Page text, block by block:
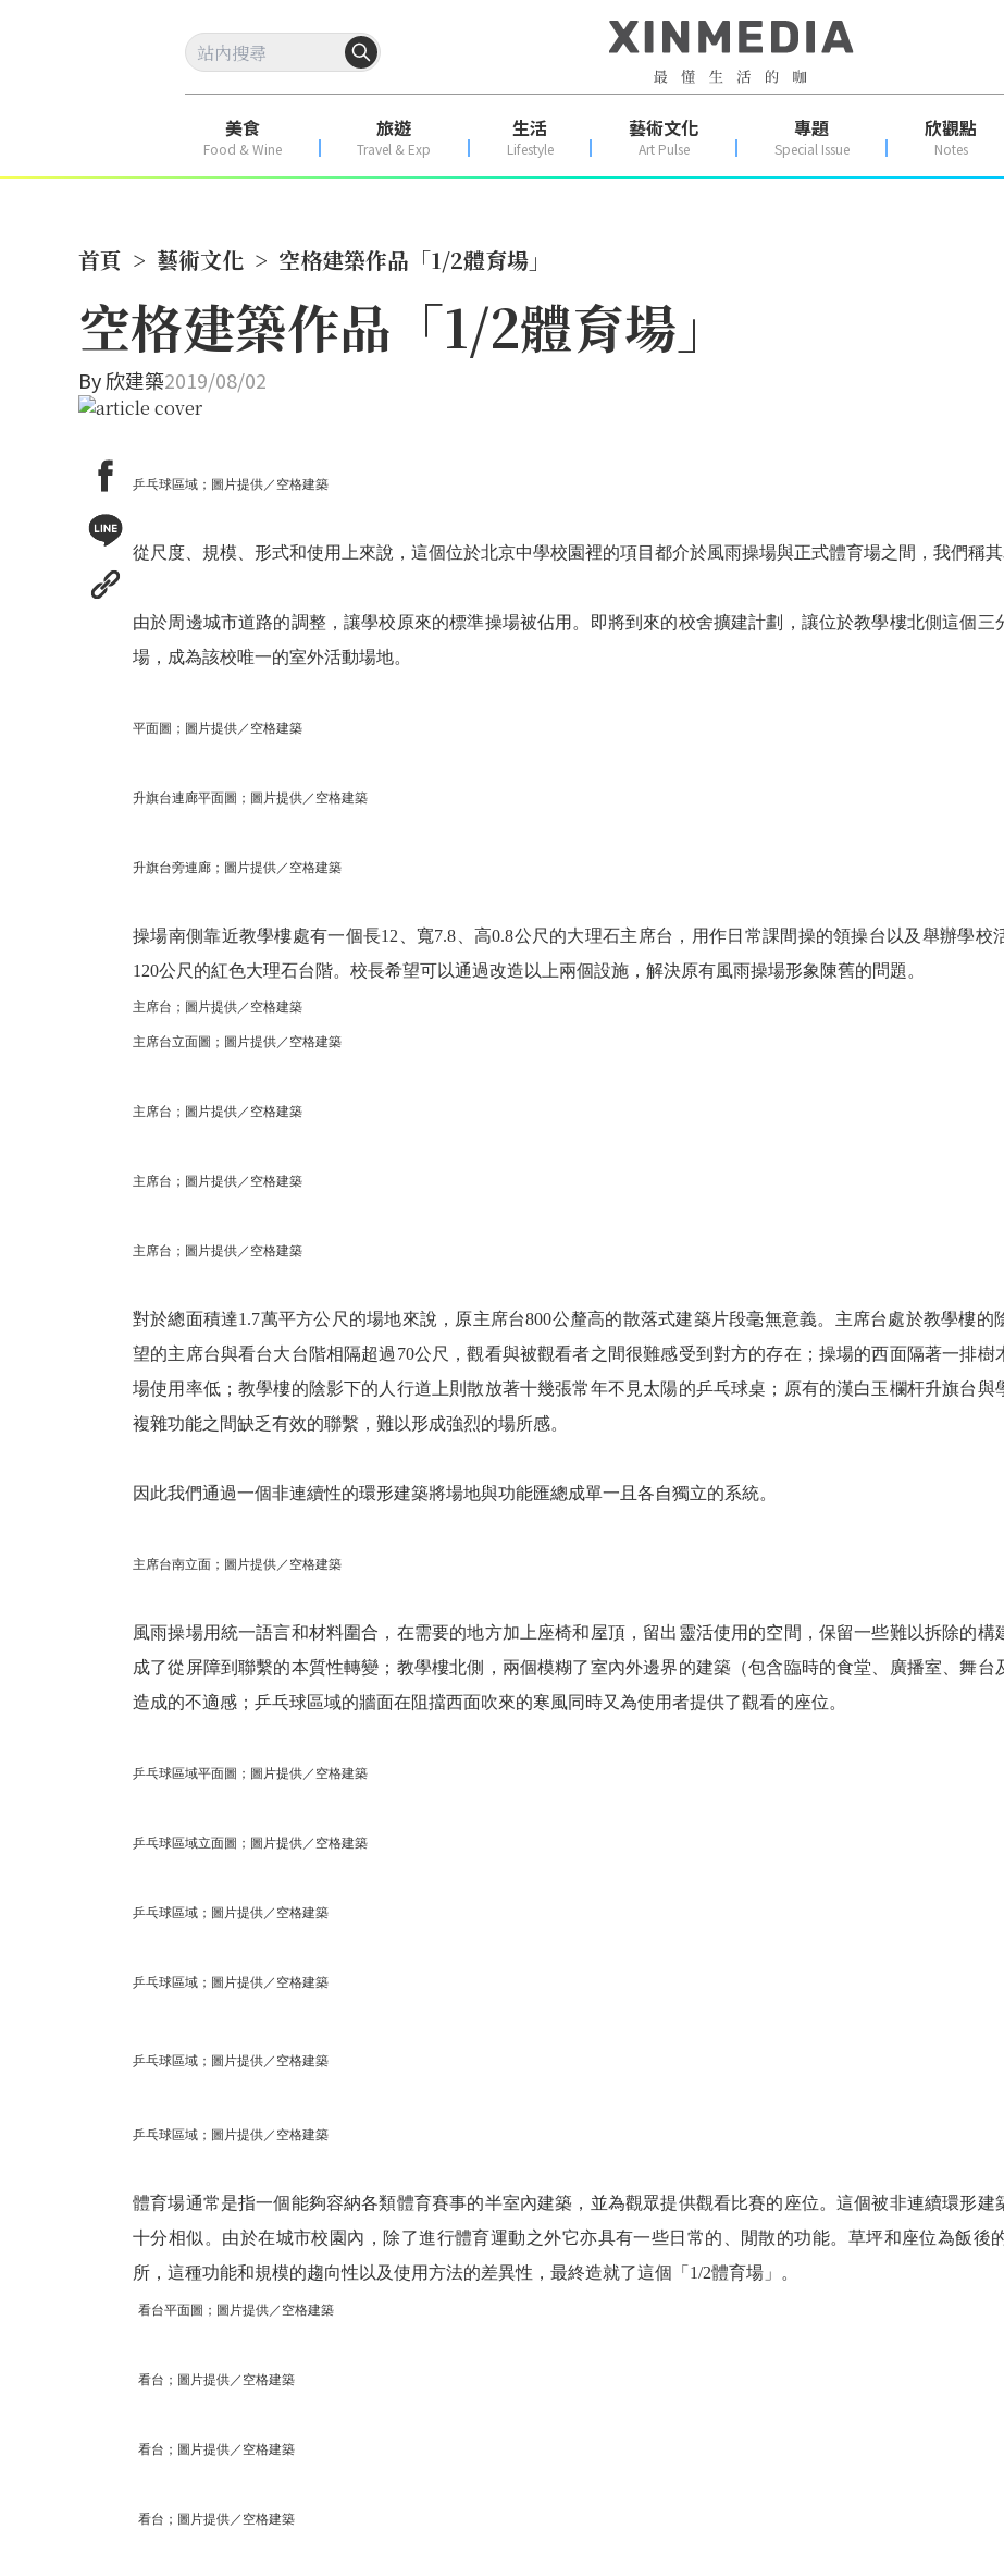
美食
Food & Wine
旅遊
Travel & Exp
生活
Lifestyle
藝術文化
Art Pulse
專題
Special Issue
欣觀點
Notes
首頁 > 藝術文化 > 空格建築作品「1/2體育場」
空格建築作品「1/2體育場」
By欣建築2019/08/02
乒乓球區域；圖片提供／空格建築
從尺度、規模、形式和使用上來說，這個位於北京中學校園裡的項目都介於風雨操場與正式體育場之間，我們稱其
由於周邊城市道路的調整，讓學校原來的標準操場被佔用。即將到來的校舍擴建計劃，讓位於教學樓北側這個三
場，成為該校唯一的室外活動場地。
平面圖；圖片提供／空格建築
升旗台連廊平面圖；圖片提供／空格建築
升旗台旁連廊；圖片提供／空格建築
操場南側靠近教學樓處有一個長12、寬7.8、高0.8公尺的大理石主席台，用作日常課間操的領操台以及舉辦學校
120公尺的紅色大理石台階。校長希望可以通過改造以上兩個設施，解決原有風雨操場形象陳舊的問題。
主席台；圖片提供／空格建築
主席台立面圖；圖片提供／空格建築
主席台；圖片提供／空格建築
主席台；圖片提供／空格建築
主席台；圖片提供／空格建築
對於總面積達1.7萬平方公尺的場地來說，原主席台800公釐高的散落式建築片段毫無意義。主席台處於教學樓的
望的主席台與看台大台階相隔超過70公尺，觀看與被觀看者之間很難感受到對方的存在；操場的西面隔著一排
場使用率低；教學樓的陰影下的人行道上則散放著十幾張常年不見太陽的乒乓球桌；原有的漢白玉欄杆升旗台與
複雜功能之間缺乏有效的聯繫，難以形成強烈的場所感。
因此我們通過一個非連續性的環形建築將場地與功能匯總成單一且各自獨立的系統。
主席台南立面；圖片提供／空格建築
風雨操場用統一語言和材料圍合，在需要的地方加上座椅和屋頂，留出靈活使用的空間，保留一些難以拆除的
成了從屏障到聯繫的本質性轉變；教學樓北側，兩個模糊了室內外邊界的建築（包含臨時的食堂、廣播室、舞
造成的不適感；乒乓球區域的牆面在阻擋西面吹來的寒風同時又為使用者提供了觀看的座位。
乒乓球區域平面圖；圖片提供／空格建築
乒乓球區域立面圖；圖片提供／空格建築
乒乓球區域；圖片提供／空格建築
乒乓球區域；圖片提供／空格建築
乒乓球區域；圖片提供／空格建築
乒乓球區域；圖片提供／空格建築
體育場通常是指一個能夠容納各類體育賽事的半室內建築，並為觀眾提供觀看比賽的座位。這個被非連續環形建
十分相似。由於在城市校園內，除了進行體育運動之外它亦具有一些日常的、閒散的功能。草坪和座位為飯後
所，這種功能和規模的趨向性以及使用方法的差異性，最終造就了這個「1/2體育場」。
看台平面圖；圖片提供／空格建築
看台；圖片提供／空格建築
看台；圖片提供／空格建築
看台；圖片提供／空格建築